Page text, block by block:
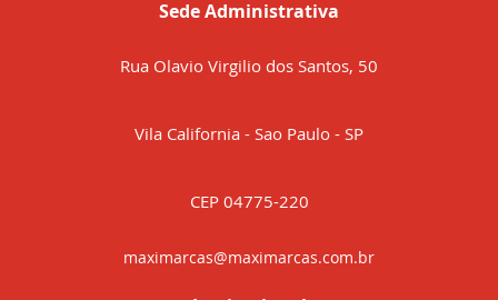
Sede Administrativa
Rua Olavio Virgilio dos Santos, 50
Vila California - Sao Paulo - SP
CEP 04775-220
maximarcas@maximarcas.com.br